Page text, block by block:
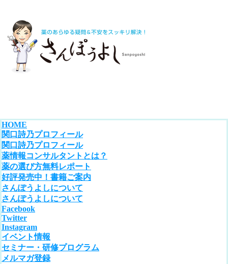
HOME
関口詩乃プロフィール
関口詩乃プロフィール
薬情報コンサルタントとは？
薬の選び方無料レポート
好評発売中！書籍ご案内
さんぽうよしについて
さんぽうよしについて
Facebook
Twitter
Instagram
イベント情報
セミナー・研修プログラム
メルマガ登録